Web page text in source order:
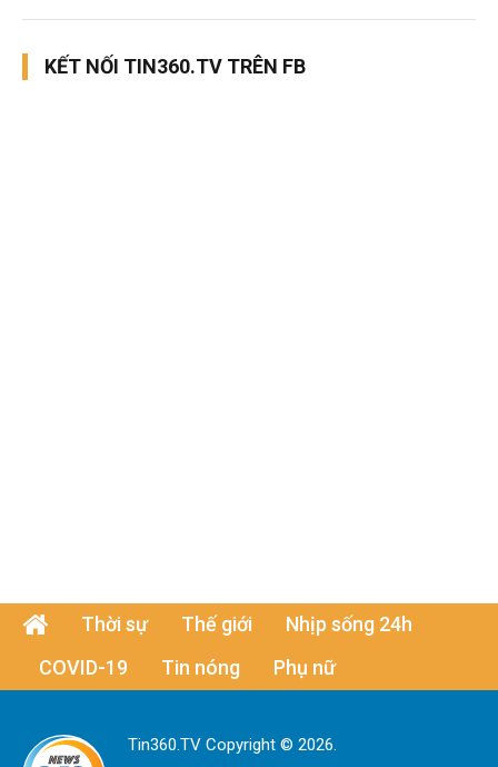
KẾT NỐI TIN360.TV TRÊN FB
Thời sự Thế giới
Nhịp sống 24h
COVID-19
Tin nóng Phụ nữ
Tin360.TV Copyright © 2026.